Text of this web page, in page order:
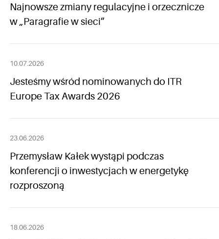
Najnowsze zmiany regulacyjne i orzecznicze
w „Paragrafie w sieci”
10.07.2026
Jesteśmy wśród nominowanych do ITR
Europe Tax Awards 2026
23.06.2026
Przemysław Kałek wystąpi podczas
konferencji o inwestycjach w energetykę
rozproszoną
18.06.2026